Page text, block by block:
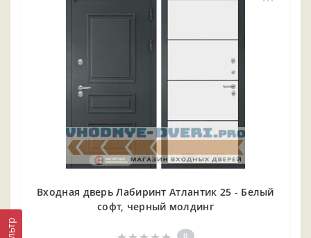
Входная дверь Лабиринт Атлантик 25 - Белый
софт, черный молдинг
0